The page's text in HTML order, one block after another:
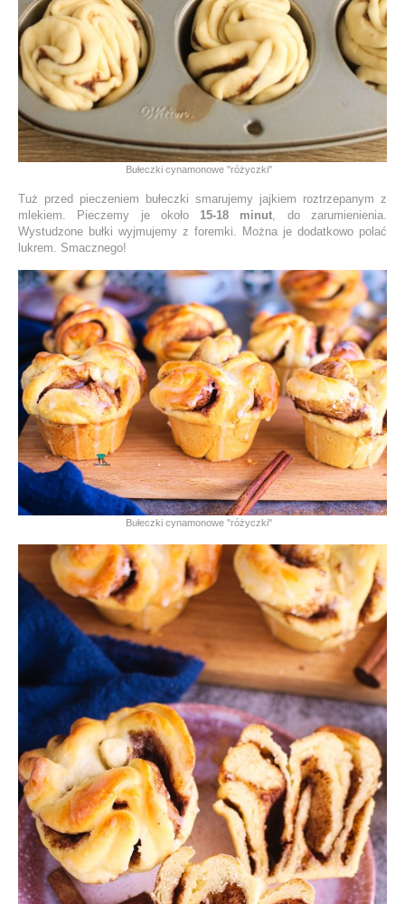
Bułeczki cynamonowe "różyczki"
Tuż przed pieczeniem bułeczki smarujemy jajkiem roztrzepanym z
mlekiem. Pieczemy je około 15-18 minut, do zarumienienia.
Wystudzone bułki wyjmujemy z foremki. Można je dodatkowo polać
lukrem. Smacznego!
Bułeczki cynamonowe "różyczki"